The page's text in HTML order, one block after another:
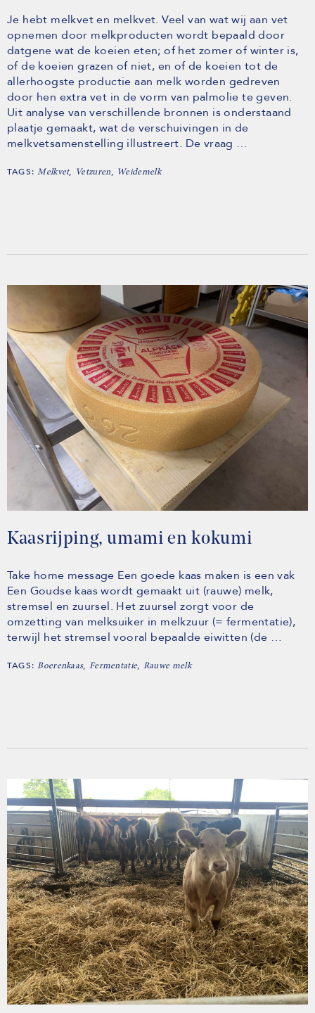
Je hebt melkvet en melkvet. Veel van wat wij aan vet
opnemen door melkproducten wordt bepaald door
datgene wat de koeien eten; of het zomer of winter is,
of de koeien grazen of niet, en of de koeien tot de
allerhoogste productie aan melk worden gedreven
door hen extra vet in de vorm van palmolie te geven.
Uit analyse van verschillende bronnen is onderstaand
plaatje gemaakt, wat de verschuivingen in de
melkvetsamenstelling illustreert. De vraag …
TAGS:Melkvet, Vetzuren, Weidemelk
Kaasrijping, umami en kokumi
Take home message Een goede kaas maken is een vak
Een Goudse kaas wordt gemaakt uit (rauwe) melk,
stremsel en zuursel. Het zuursel zorgt voor de
omzetting van melksuiker in melkzuur (= fermentatie),
terwijl het stremsel vooral bepaalde eiwitten (de …
TAGS:Boerenkaas, Fermentatie, Rauwe melk